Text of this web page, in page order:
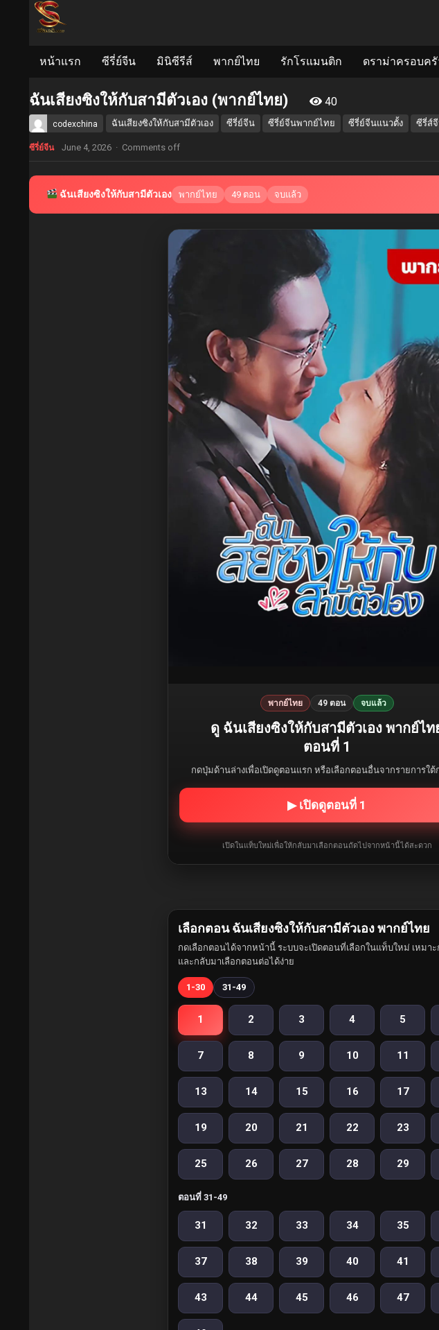
หน้าแรก ซีรี่ย์จีน มินิซีรีส์ พากย์ไทย รักโรแมนติก ดราม่าครอบครั
ฉันเสียงซิงให้กับสามีตัวเอง (พากย์ไทย) 40
codexchina ฉันเสียงซิงให้กับสามีตัวเอง ซีรี่ย์จีน ซีรี่ย์จีนพากย์ไทย ซีรี่ย์จีนแนวตั้ง ซีรี่ส์
ซีรี่ย์จีน June 4, 2026 · Comments off
ฉันเสียงซิงให้กับสามีตัวเอง พากย์ไทย 49 ตอน จบแล้ว
พากย์ไทย 49 ตอน จบแล้ว
ดู ฉันเสียงซิงให้กับสามีตัวเอง พากย์ไท
ตอนที่ 1
กดปุ่มด้านล่างเพื่อเปิดดูตอนแรก หรือเลือกตอนอื่นจากรายการใต้
▶ เปิดดูตอนที่ 1
เปิดในแท็บใหม่เพื่อให้กลับมาเลือกตอนถัดไปจากหน้านี้ได้สะดวก
เลือกตอน ฉันเสียงซิงให้กับสามีตัวเอง พากย์ไทย
กดเลือกตอนได้จากหน้านี้ ระบบจะเปิดตอนที่เลือกในแท็บใหม่ เหมา
และกลับมาเลือกตอนต่อได้ง่าย
1-30 31-49
1 2 3 4 5
7 8 9 10 11
13 14 15 16 17
19 20 21 22 23
25 26 27 28 29
ตอนที่ 31-49
31 32 33 34 35
37 38 39 40 41
43 44 45 46 47